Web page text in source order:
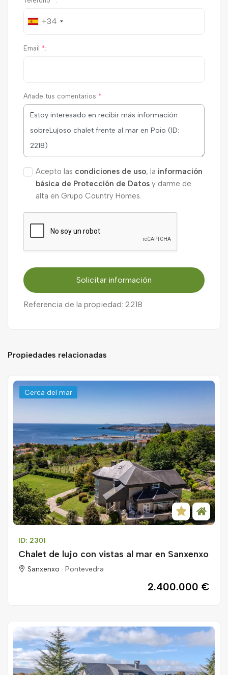
+34
Email *:
Añade tus comentarios *:
Acepto las condiciones de uso, la información
básica de Protección de Datos y darme de
alta en Grupo Country Homes.
Solicitar información
Referencia de la propiedad: 2218
Propiedades relacionadas
Cerca del mar
ID: 2301
Chalet de lujo con vistas al mar en Sanxenxo
Sanxenxo · Pontevedra
2.400.000 €